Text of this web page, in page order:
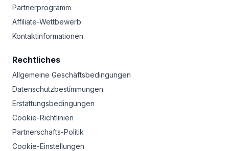
Partnerprogramm
Affiliate-Wettbewerb
Kontaktinformationen
Rechtliches
Allgemeine Geschäftsbedingungen
Datenschutzbestimmungen
Erstattungsbedingungen
Cookie-Richtlinien
Partnerschafts-Politik
Cookie-Einstellungen